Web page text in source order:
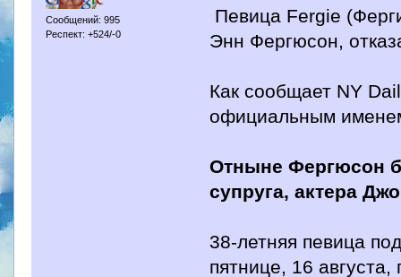
Сообщений: 995
Респект: +524/-0
Певица Fergie
Энн Фергюсон,
Как сообщает NY
официальным
Отныне Фергюсон
супруга, актера
38-летняя певица
пятнице, 16